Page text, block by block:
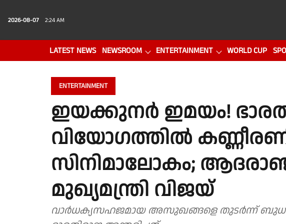
2026-08-07 2:24 AM
LATEST NEWS NEWSROOM ENTERTAINMENT WORLD CUP
ENTERTAINMENT
ഇയക്കുനർ ഇമയം!
വിയോഗത്തിൽ
സിനിമാലോകം;
മുഖ്യമന്ത്രി വിജയ്
വാര്‍ധക്യസഹജമായ അസുഖങ്ങളെ തുടര്‍ന്ന്